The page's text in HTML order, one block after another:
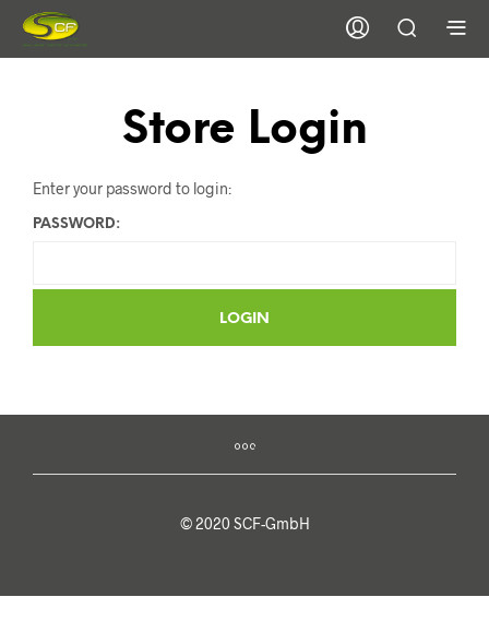
Store Login
Enter your password to login:
PASSWORD:
© 2020 SCF-GmbH